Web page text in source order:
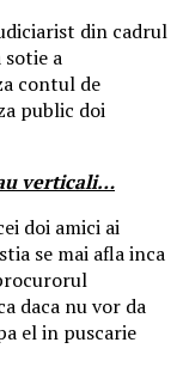
din cadrul
sotie a
contul de
public doi
verticali…
doi amici ai
se mai afla inca
daca nu vor da
el in puscarie